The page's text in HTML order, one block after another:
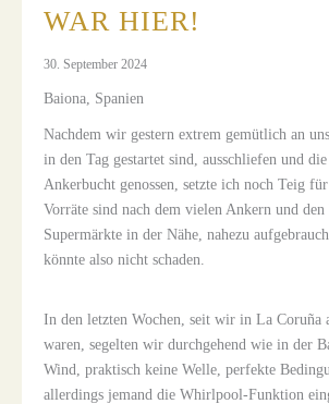
WAR HIER!
30. September 2024
Baiona, Spanien
Nachdem wir gestern extrem gemütlich an
in den Tag gestartet sind, ausschliefen und
Ankerbucht genossen, setzte ich noch Teig
Vorräte sind nach dem vielen Ankern und
Supermärkte in der Nähe, nahezu
könnte also nicht schaden.
In den letzten Wochen, seit wir in La Coruña
waren, segelten wir durchgehend wie in der
Wind, praktisch keine Welle, perfekte
allerdings jemand die Whirlpool-Funktion